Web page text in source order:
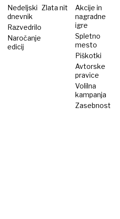
Nedeljski
dnevnik
Razvedrilo
Naročanje
edicij
Zlata nit
Akcije in
nagradne
igre
Spletno
mesto
Piškotki
Avtorske
pravice
Volilna
kampanja
Zasebnost